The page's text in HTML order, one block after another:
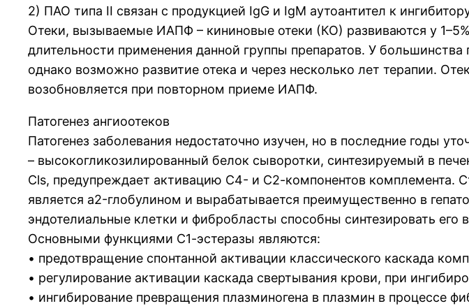
2) ПАО типа II связан с продукцией IgG и IgM аутоантител к
Отеки, вызываемые ИАПФ – кининовые отеки (КО) развиваются у
длительности применения данной группы препаратов. У
однако возможно развитие отека и через несколько лет терапии.
возобновляется при повторном приеме ИАПФ.
Патогенез ангиоотеков
Патогенез заболевания недостаточно изучен, но в последние годы
– высокогликозилированный белок сыворотки, синтезируемый в
Cls, предупреждает активацию С4- и С2-компонентов комплемента.
является a2-глобулином и вырабатывается преимущественно в
эндотелиальные клетки и фибробласты способны синтезировать его
Основными функциями С1-эстеразы являются:
• предотвращение спонтанной активации классического каскада
• регулирование активации каскада свертывания крови, при
• ингибирование превращения плазминогена в плазмин в процессе